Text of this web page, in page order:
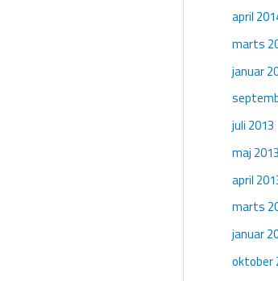
april
marts
januar
juli 2013
maj 2013
april
marts
januar
oktober